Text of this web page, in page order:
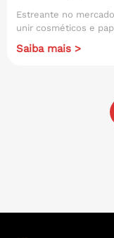
Estreante no
unir cosméticos e
Saiba mais >